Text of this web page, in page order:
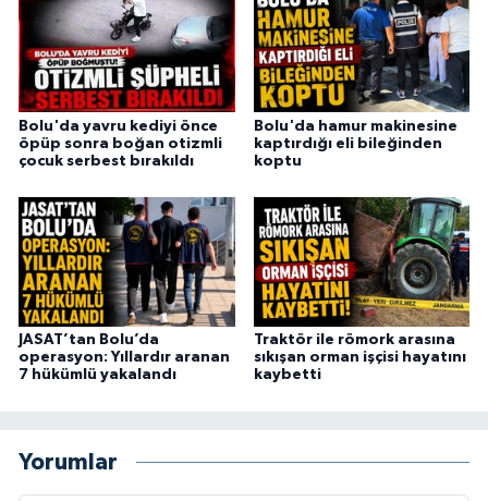
Bolu'da yavru kediyi önce
öpüp sonra boğan otizmli
çocuk serbest bırakıldı
Bolu'da hamur makinesine
kaptırdığı eli bileğinden
koptu
JASAT’tan Bolu’da
operasyon: Yıllardır aranan
7 hükümlü yakalandı
Traktör ile römork arasına
sıkışan orman işçisi hayatını
kaybetti
Yorumlar